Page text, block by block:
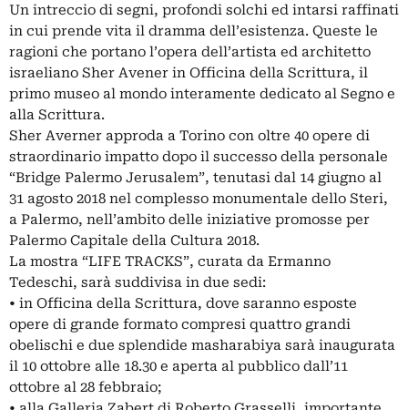
Un intreccio di segni, profondi solchi ed intarsi raffinati
in cui prende vita il dramma dell’esistenza. Queste le
ragioni che portano l’opera dell’artista ed architetto
israeliano Sher Avener in Officina della Scrittura, il
primo museo al mondo interamente dedicato al Segno e
alla Scrittura.
Sher Averner approda a Torino con oltre 40 opere di
straordinario impatto dopo il successo della personale
“Bridge Palermo Jerusalem”, tenutasi dal 14 giugno al
31 agosto 2018 nel complesso monumentale dello Steri,
a Palermo, nell’ambito delle iniziative promosse per
Palermo Capitale della Cultura 2018.
La mostra “LIFE TRACKS”, curata da Ermanno
Tedeschi, sarà suddivisa in due sedi:
• in Officina della Scrittura, dove saranno esposte
opere di grande formato compresi quattro grandi
obelischi e due splendide masharabiya sarà inaugurata
il 10 ottobre alle 18.30 e aperta al pubblico dall’11
ottobre al 28 febbraio;